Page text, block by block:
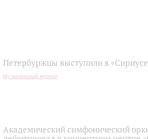
Петербуржцы выступили в
Музыкальный журнал
Академический симфонический